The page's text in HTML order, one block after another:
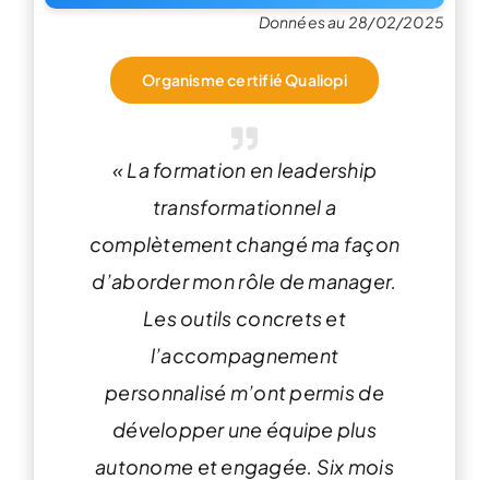
Données au 28/02/2025
Organisme certifié Qualiopi
« Laformation en leadership
transformationnela
complètement changé ma façon
d’aborder mon rôle de manager.
Les outils concrets et
l’accompagnement
personnalisé m’ont permis de
développer une équipe plus
autonome et engagée. Six mois